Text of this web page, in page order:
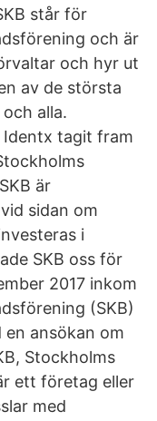
står för
och är
och hyr ut
av de största
alla.
Identx tagit fram
är
sidan om
i
SKB oss för
2017 inkom
(SKB)
ansökan om
Stockholms
ett företag eller
med